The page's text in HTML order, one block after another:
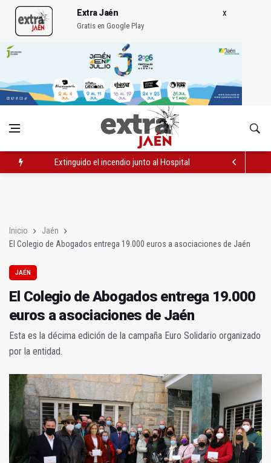
Extra Jaén
Gratis en Google Play
Extinguido el incendio junto al Hospital Neurotraumatológico
Inicio
Jaén
El Colegio de Abogados entrega 19.000 euros a asociaciones de Jaén
JAÉN
El Colegio de Abogados entrega 19.000
euros a asociaciones de Jaén
Esta es la décima edición de la campaña Euro Solidario organizado
por la entidad.